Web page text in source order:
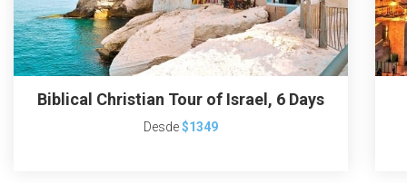
Biblical Christian Tour of Israel, 6 Days
Desde$1349